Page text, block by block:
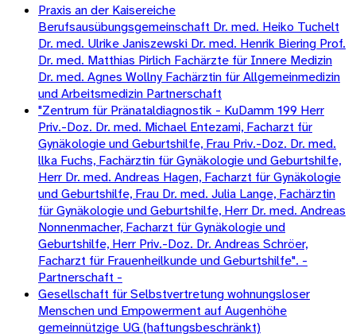
Praxis an der Kaisereiche
Berufsausübungsgemeinschaft Dr. med. Heiko Tuchelt
Dr. med. Ulrike Janiszewski Dr. med. Henrik Biering Prof.
Dr. med. Matthias Pirlich Fachärzte für Innere Medizin
Dr. med. Agnes Wollny Fachärztin für Allgemeinmedizin
und Arbeitsmedizin Partnerschaft
"Zentrum für Pränataldiagnostik - KuDamm 199 Herr
Priv.-Doz. Dr. med. Michael Entezami, Facharzt für
Gynäkologie und Geburtshilfe, Frau Priv.-Doz. Dr. med.
llka Fuchs, Fachärztin für Gynäkologie und Geburtshilfe,
Herr Dr. med. Andreas Hagen, Facharzt für Gynäkologie
und Geburtshilfe, Frau Dr. med. Julia Lange, Fachärztin
für Gynäkologie und Geburtshilfe, Herr Dr. med. Andreas
Nonnenmacher, Facharzt für Gynäkologie und
Geburtshilfe, Herr Priv.-Doz. Dr. Andreas Schröer,
Facharzt für Frauenheilkunde und Geburtshilfe". -
Partnerschaft -
Gesellschaft für Selbstvertretung wohnungsloser
Menschen und Empowerment auf Augenhöhe
gemeinnützige UG (haftungsbeschränkt)